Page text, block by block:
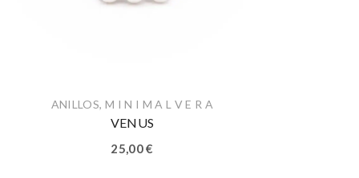
ANILLOS, M I N I M A L V E R A
VENUS
25,00€